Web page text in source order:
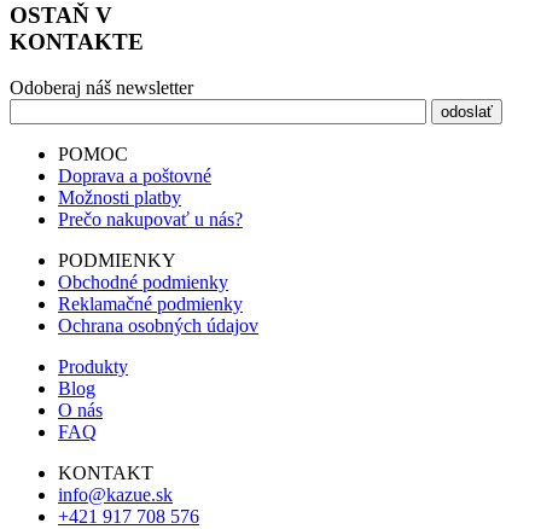
OSTAŇ V
KONTAKTE
Odoberaj náš newsletter
POMOC
Doprava a poštovné
Možnosti platby
Prečo nakupovať u nás?
PODMIENKY
Obchodné podmienky
Reklamačné podmienky
Ochrana osobných údajov
Produkty
Blog
O nás
FAQ
KONTAKT
info@kazue.sk
+421 917 708 576